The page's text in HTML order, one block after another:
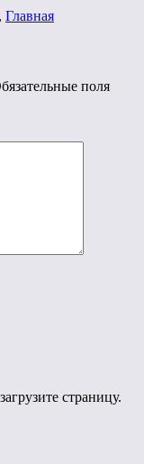
, Главная
поля
страницу.